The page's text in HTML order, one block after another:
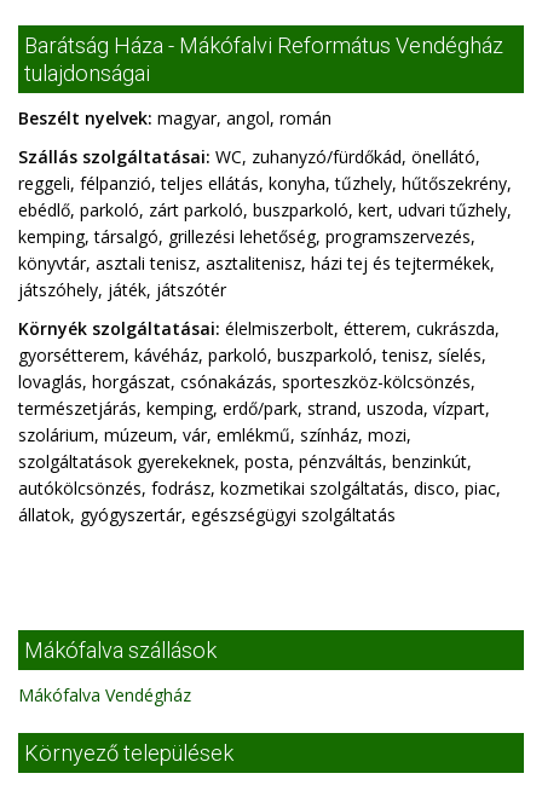
Barátság Háza - Mákófalvi Református Vendégház
tulajdonságai
Beszélt nyelvek: magyar, angol, román
Szállás szolgáltatásai: WC, zuhanyzó/fürdőkád, önellátó,
reggeli, félpanzió, teljes ellátás, konyha, tűzhely, hűtőszekrény,
ebédlő, parkoló, zárt parkoló, buszparkoló, kert, udvari tűzhely,
kemping, társalgó, grillezési lehetőség, programszervezés,
könyvtár, asztali tenisz, asztalitenisz, házi tej és tejtermékek,
játszóhely, játék, játszótér
Környék szolgáltatásai: élelmiszerbolt, étterem, cukrászda,
gyorsétterem, kávéház, parkoló, buszparkoló, tenisz, síelés,
lovaglás, horgászat, csónakázás, sporteszköz-kölcsönzés,
természetjárás, kemping, erdő/park, strand, uszoda, vízpart,
szolárium, múzeum, vár, emlékmű, színház, mozi,
szolgáltatások gyerekeknek, posta, pénzváltás, benzinkút,
autókölcsönzés, fodrász, kozmetikai szolgáltatás, disco, piac,
állatok, gyógyszertár, egészségügyi szolgáltatás
Mákófalva szállások
Mákófalva Vendégház
Környező települések